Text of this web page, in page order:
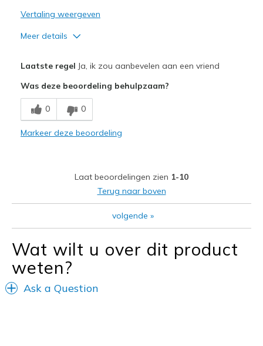
Vertaling weergeven
Meer details
Durable
Beste toepassingen
Casual Wear
Laatste regel Ja, ik zou aanbevelen aan een vriend
Was deze beoordeling behulpzaam?
0 0
Markeer deze beoordeling
Laat beoordelingen zien 1-10
Terug naar boven
volgende »
Wat wilt u over dit product
weten?
Ask a Question